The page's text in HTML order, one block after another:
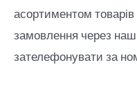
асортиментом товарів
замовлення через
зателефонувати за